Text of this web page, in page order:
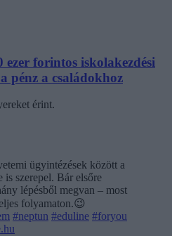
forintos iskolakezdési
pénz a családokhoz
érint.
ügyintézések között a
szerepel. Bár elsőre
lépésből megvan – most
folyamaton.😉
#neptun #eduline #foryou